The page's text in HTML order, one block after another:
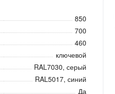
850
700
460
ключевой
RAL7030, серый
RAL5017, синий
Да